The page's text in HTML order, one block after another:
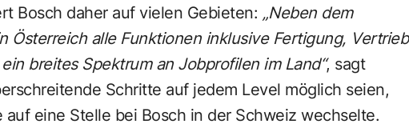
Bosch daher auf vielen Gebieten: „Neben dem
Österreich alle Funktionen inklusive Fertigung, Vertrieb
breites Spektrum an Jobprofilen im Land“, sagt
Schritte auf jedem Level möglich seien,
eine Stelle bei Bosch in der Schweiz wechselte.